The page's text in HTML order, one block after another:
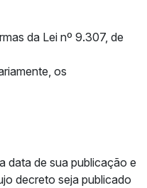
da Lei nº 9.307, de
os
data de sua publicação e
decreto seja publicado